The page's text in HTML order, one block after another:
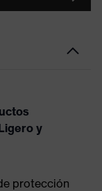
y
protección